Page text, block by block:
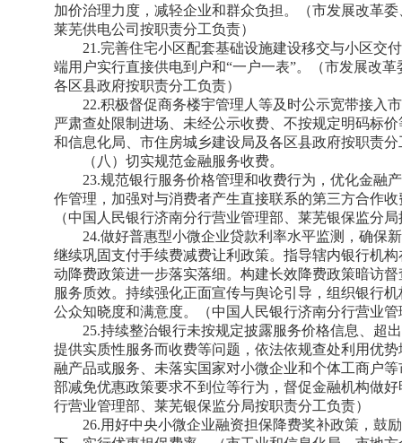
加价治理力度，减轻企业和群众负担。（市发展改革
莱芜供电公司按职责分工负责）
21.完善住宅小区配套基础设施建设移交与小区交
端用户实行直接供电到户和“一户一表”。（市发展改
各区县政府按职责分工负责）
22.积极督促商务楼宇管理人等及时公示宽带接入
严肃查处限制进场、未经公示收费、不按规定明码标
和信息化局、市住房城乡建设局及各区县政府按职责分
（八）切实规范金融服务收费。
23.规范银行服务价格管理和收费行为，优化金融
作管理，加强对与消费者产生直接联系的第三方合作
（中国人民银行济南分行营业管理部、莱芜银保监分
24.做好普惠型小微企业贷款利率水平监测，确保
继续巩固支付手续费减费让利政策。指导辖内银行机
动降费政策进一步落实落细。构建长效降费政策暗访
服务质效。持续强化正面宣传与舆论引导，组织银行
公众知晓度和满意度。（中国人民银行济南分行营业
25.持续整治银行未按规定披露服务价格信息、超
提供实质性服务而收费等问题，依法依规查处利用优
融产品或服务、未落实国家对小微企业和个体工商户
部减免优惠政策要求不到位等行为，督促金融机构做
行营业管理部、莱芜银保监分局按职责分工负责）
26.用好中央小微企业融资担保降费奖补政策，鼓